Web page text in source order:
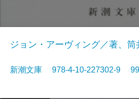
ジョン・アーヴィング／著、筒
新潮文庫 978-4-10-227302-9